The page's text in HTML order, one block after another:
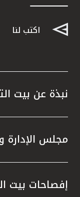
خدمات ما
اتصل بنا
مواقع الفروع
ألمانيا
اكتب لنا
نبذة عن بيت
مجلس الإدارة
إفصاحات بيت